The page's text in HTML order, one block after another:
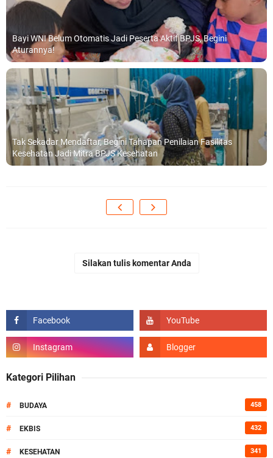
Bayi WNI Belum Otomatis Jadi Peserta Aktif BPJS, Begini
Aturannya!
Tak Sekadar Mendaftar, Begini Tahapan Penilaian Fasilitas
Kesehatan Jadi Mitra BPJS Kesehatan
Silakan tulis komentar Anda
Kategori Pilihan
# BUDAYA 458
# EKBIS 432
# KESEHATAN 341